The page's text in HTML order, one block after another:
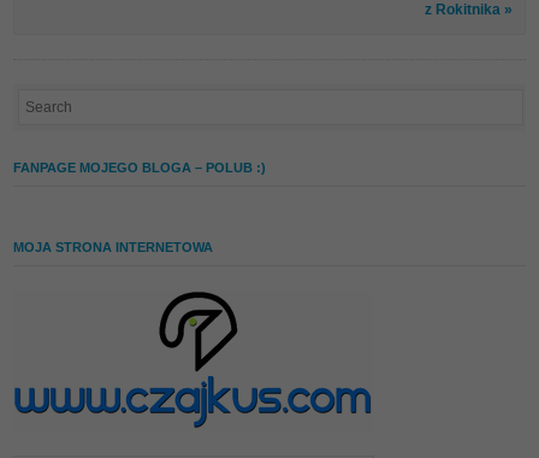
z Rokitnika »
FANPAGE MOJEGO BLOGA – POLUB :)
MOJA STRONA INTERNETOWA